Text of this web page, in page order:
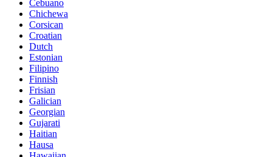
Cebuano
Chichewa
Corsican
Croatian
Dutch
Estonian
Filipino
Finnish
Frisian
Galician
Georgian
Gujarati
Haitian
Hausa